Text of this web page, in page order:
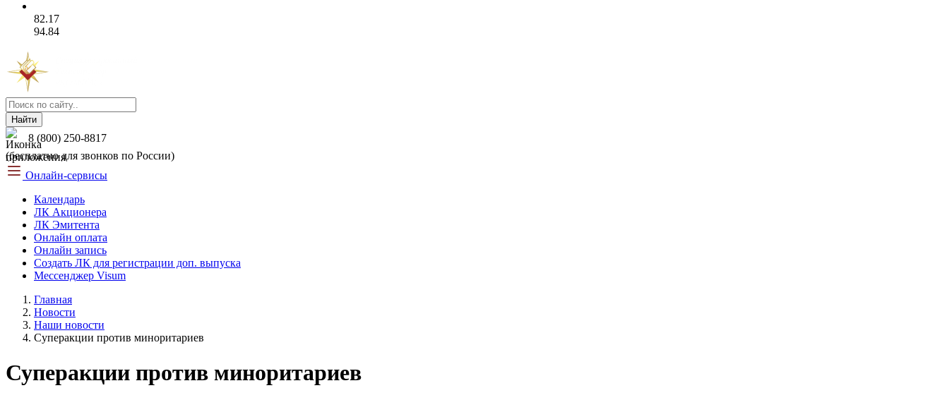
82.17
94.84
Найти
8 (800) 250-8817
(бесплатно для звонков по России)
Онлайн-сервисы
Календарь
ЛК Акционера
ЛК Эмитента
Онлайн оплата
Онлайн запись
Создать ЛК для регистрации доп. выпуска
Мессенджер Visum
Главная
Новости
Наши новости
Суперакции против миноритариев
Суперакции против миноритариев